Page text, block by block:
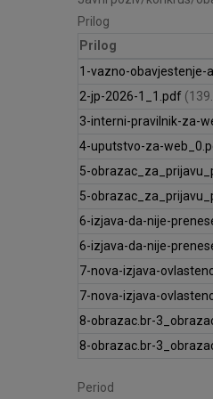
Prilog
Prilog
1-vazno-obavjestenje-
2-jp-2026-1_1.pdf
3-interni-pravilnik-za-
4-uputstvo-za-
5-
5-
6-izjava-da-nije-
6-izjava-da-nije-
7-nova-izjava-
7-nova-izjava-
8-obrazac.br-
8-obrazac.br-
Period